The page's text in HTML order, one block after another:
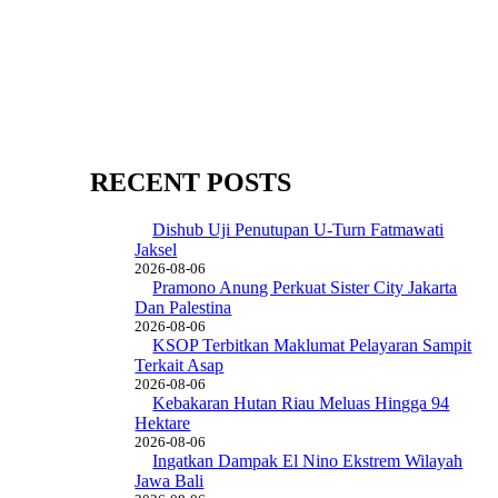
RECENT POSTS
Dishub Uji Penutupan U-Turn Fatmawati
Jaksel
2026-08-06
Pramono Anung Perkuat Sister City Jakarta
Dan Palestina
2026-08-06
KSOP Terbitkan Maklumat Pelayaran Sampit
Terkait Asap
2026-08-06
Kebakaran Hutan Riau Meluas Hingga 94
Hektare
2026-08-06
Ingatkan Dampak El Nino Ekstrem Wilayah
Jawa Bali